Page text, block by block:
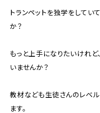
トランペットを独学をしてい
か？
もっと上手になりたいけれ
いませんか？
教材なども生徒さんのレベ
ます。